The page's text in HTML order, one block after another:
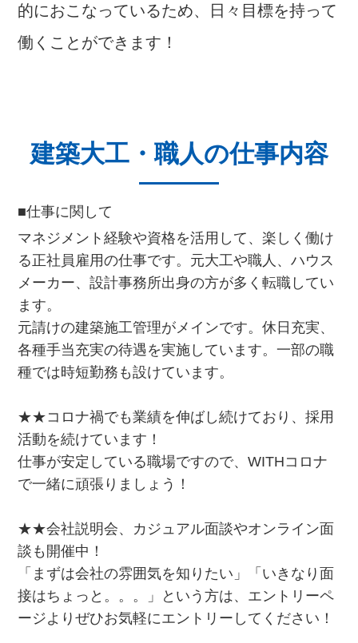
的におこなっているため、日々目標を持って
働くことができます！
建築大工・職人の仕事内容
■仕事に関して
マネジメント経験や資格を活用して、楽しく働け
る正社員雇用の仕事です。元大工や職人、ハウス
メーカー、設計事務所出身の方が多く転職してい
ます。
元請けの建築施工管理がメインです。休日充実、
各種手当充実の待遇を実施しています。一部の職
種では時短勤務も設けています。
★★コロナ禍でも業績を伸ばし続けており、採用
活動を続けています！
仕事が安定している職場ですので、WITHコロナ
で一緒に頑張りましょう！
★★会社説明会、カジュアル面談やオンライン面
談も開催中！
「まずは会社の雰囲気を知りたい」「いきなり面
接はちょっと。。。」という方は、エントリーペ
ージよりぜひお気軽にエントリーしてください！